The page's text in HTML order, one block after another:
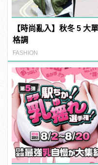
【時尚亂入】秋冬 5 大
格調
FASHION